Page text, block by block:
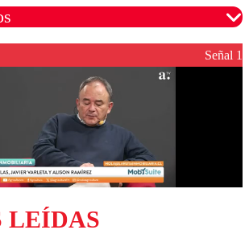
son moderados para garantizar un
diálogo respetuoso.
Señal 1
LEÍDAS